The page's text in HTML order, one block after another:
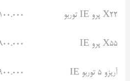
X22 پرو IE توربو
X55 پرو IE
آریزو ۵ توربو IE